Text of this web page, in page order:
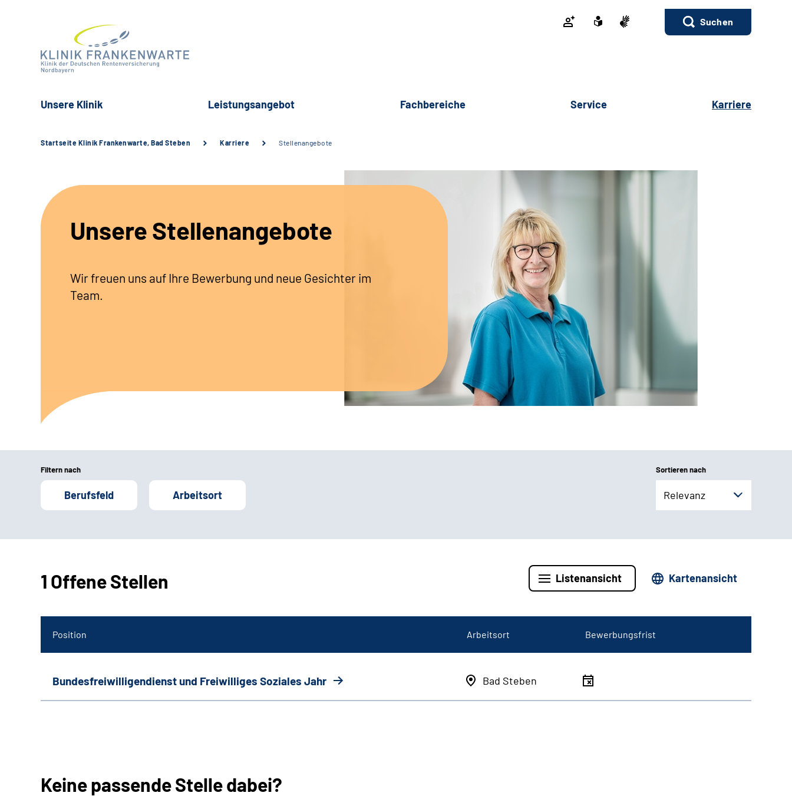
Suchen
Unsere Klinik Leistungsangebot Fachbereiche Service Karriere
Startseite Klinik Frankenwarte, Bad Steben Karriere Stellenangebote
Unsere Stellenangebote
Wir freuen uns auf Ihre Bewerbung und neue Gesichter im
Team.
Filtern nach
Berufsfeld Arbeitsort
Sortieren nach
Relevanz
1 Offene Stellen Listenansicht Kartenansicht
Position Arbeitsort Bewerbungsfrist
Bundesfreiwilligendienst und Freiwilliges Soziales Jahr Bad Steben
Keine passende Stelle dabei?